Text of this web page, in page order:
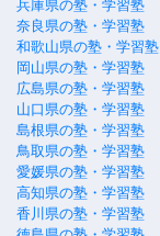
兵庫県の塾・学習塾
奈良県の塾・学習塾
和歌山県の塾・学習塾
岡山県の塾・学習塾
広島県の塾・学習塾
山口県の塾・学習塾
島根県の塾・学習塾
鳥取県の塾・学習塾
愛媛県の塾・学習塾
高知県の塾・学習塾
香川県の塾・学習塾